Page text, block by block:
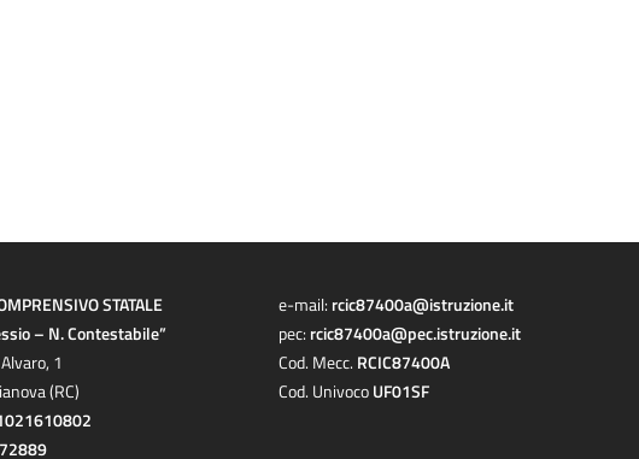
STATALE
– N. Contestabile”
1
(RC)
e-mail: rcic87400a@istruzione.it
pec: rcic87400a@pec.istruzione.it
Cod. Mecc. RCIC87400A
Cod. UnivocoUF01SF